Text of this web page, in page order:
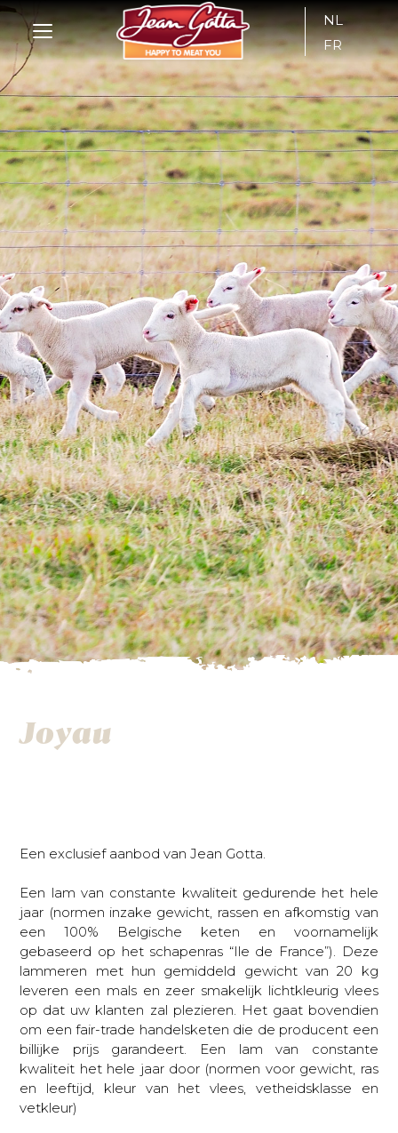
NL
FR
Joyau
Een exclusief aanbod van Jean Gotta.
Een lam van constante kwaliteit gedurende het hele
jaar (normen inzake gewicht, rassen en afkomstig van
een 100% Belgische keten en voornamelijk
gebaseerd op het schapenras “Ile de France”). Deze
lammeren met hun gemiddeld gewicht van 20 kg
leveren een mals en zeer smakelijk lichtkleurig vlees
op dat uw klanten zal plezieren. Het gaat bovendien
om een fair-trade handelsketen die de producent een
billijke prijs garandeert. Een lam van constante
kwaliteit het hele jaar door (normen voor gewicht, ras
en leeftijd, kleur van het vlees, vetheidsklasse en
vetkleur)